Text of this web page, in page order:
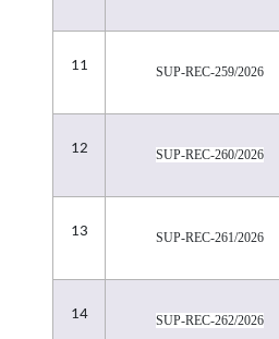
11 SUP-REC-259/2026
12 SUP-REC-260/2026
13 SUP-REC-261/2026
14 SUP-REC-262/2026